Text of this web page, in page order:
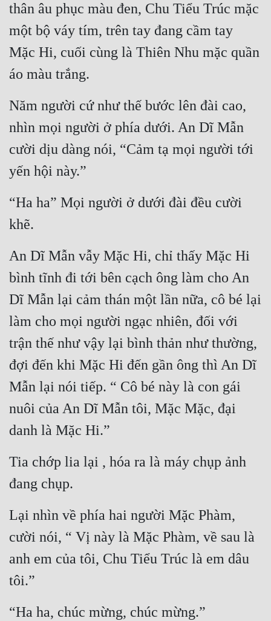
thân âu phục màu đen, Chu Tiểu Trúc mặc
một bộ váy tím, trên tay đang cầm tay
Mặc Hi, cuối cùng là Thiên Nhu mặc quần
áo màu trắng.
Năm người cứ như thế bước lên đài cao,
nhìn mọi người ở phía dưới. An Dĩ Mẫn
cười dịu dàng nói, “Cảm tạ mọi người tới
yến hội này.”
“Ha ha” Mọi người ở dưới đài đều cười
khẽ.
An Dĩ Mẫn vẫy Mặc Hi, chỉ thấy Mặc Hi
bình tĩnh đi tới bên cạch ông làm cho An
Dĩ Mẫn lại cảm thán một lần nữa, cô bé lại
làm cho mọi người ngạc nhiên, đối với
trận thế như vậy lại bình thản như thường,
đợi đến khi Mặc Hi đến gần ông thì An Dĩ
Mẫn lại nói tiếp. “ Cô bé này là con gái
nuôi của An Dĩ Mẫn tôi, Mặc Mặc, đại
danh là Mặc Hi.”
Tia chớp lia lại , hóa ra là máy chụp ảnh
đang chụp.
Lại nhìn về phía hai người Mặc Phàm,
cười nói, “ Vị này là Mặc Phàm, về sau là
anh em của tôi, Chu Tiểu Trúc là em dâu
tôi.”
“Ha ha, chúc mừng, chúc mừng.”